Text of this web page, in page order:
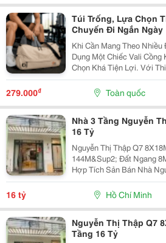
Túi Trống, Lựa Chọn
Chuyến Đi Ngắn Ngày
Khi Cần Mang Theo
Dụng Một Chiếc Vali Cồng
Chọn Khá Tiện Lợi. Với
Dáng Ngang, Túi Có
Xếp Quần Áo, Giày Dép
279.000₫ Toàn quốc
Nhà 3 Tầng Nguyễn
16 Tỷ
Nguyễn Thị Thập Q7
144M&Sup2; Đất Ngang
Hợp Tích Sản Bán Nhà
Tích Đất 8X18M Tổng
16 tỷ Hồ Chí Minh
Nguyễn Thị Thập Q7
Tầng 16 Tỷ